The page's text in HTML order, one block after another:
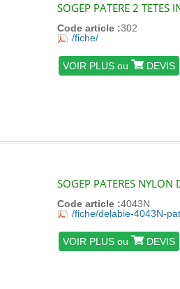
SOGEP PATERE 2 TETES
Code article :302
/fiche/
VOIR PLUS ou DEVIS
SOGEP PATERES NYLON
Code article :4043N
/fiche/delabie-4043N-
VOIR PLUS ou DEVIS